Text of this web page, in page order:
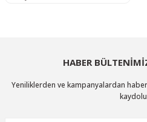
HABER
Yeniliklerden ve kampanyalardan